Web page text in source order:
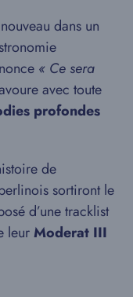
dans un
« Ce sera
avec toute
profondes
de
sortiront le
d’une tracklist
leurModerat III